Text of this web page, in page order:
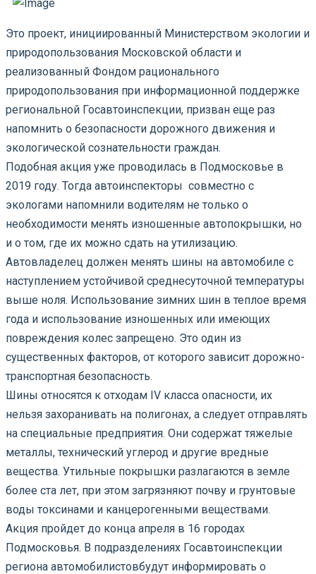
Это проект, инициированный Министерством экологии и
природопользования Московской области и
реализованный Фондом рационального
природопользования при информационной поддержке
региональной Госавтоинспекции, призван еще раз
напомнить о безопасности дорожного движения и
экологической сознательности граждан.
Подобная акция уже проводилась в Подмосковье в
2019 году. Тогда автоинспекторы совместно с
экологами напомнили водителям не только о
необходимости менять изношенные автопокрышки, но
и о том, где их можно сдать на утилизацию.
Автовладелец должен менять шины на автомобиле с
наступлением устойчивой среднесуточной температуры
выше ноля. Использование зимних шин в теплое время
года и использование изношенных или имеющих
повреждения колес запрещено. Это один из
существенных факторов, от которого зависит дорожно-
транспортная безопасность.
Шины относятся к отходам IV класса опасности, их
нельзя захоранивать на полигонах, а следует отправлять
на специальные предприятия. Они содержат тяжелые
металлы, технический углерод и другие вредные
вещества. Утильные покрышки разлагаются в земле
более ста лет, при этом загрязняют почву и грунтовые
воды токсинами и канцерогенными веществами.
Акция пройдет до конца апреля в 16 городах
Подмосковья. В подразделениях Госавтоинспекции
региона автомобилистовбудут информировать о